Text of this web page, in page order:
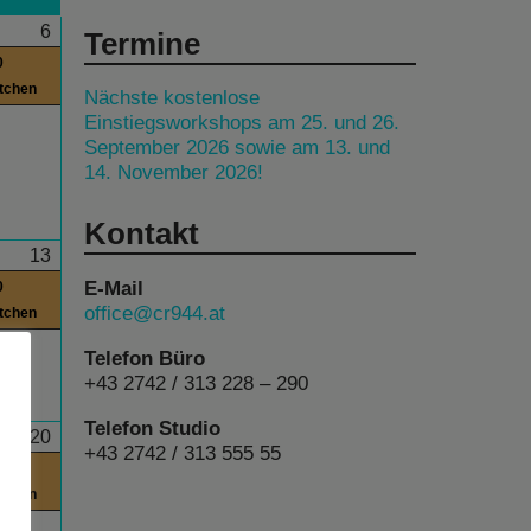
6
13
20
Termine
Nächste kostenlose
Einstiegsworkshops am 25. und 26.
September 2026 sowie am 13. und
14. November 2026!
Kontakt
E-Mail
office@cr944.at
Telefon Büro
+43 2742 / 313 228 – 290
Telefon Studio
+43 2742 / 313 555 55